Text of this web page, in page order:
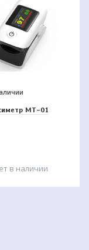
МТ-01
в наличии